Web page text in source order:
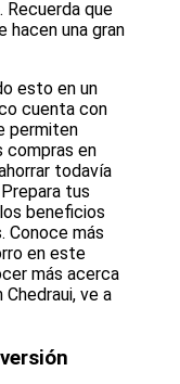
Recuerda que
hacen una gran
esto en un
cuenta con
permiten
compras en
todavía
tus
beneficios
Conoce más
en este
más acerca
ve a